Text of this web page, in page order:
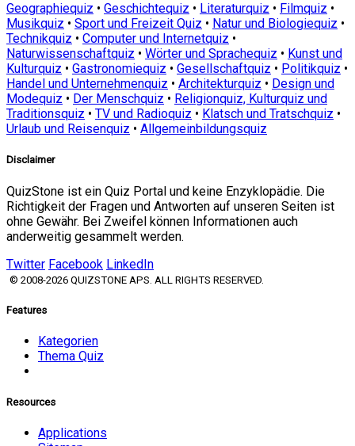
Geographiequiz • Geschichtequiz • Literaturquiz • Filmquiz •
Musikquiz • Sport und Freizeit Quiz • Natur und Biologiequiz •
Technikquiz • Computer und Internetquiz •
Naturwissenschaftquiz • Wörter und Sprachequiz • Kunst und
Kulturquiz • Gastronomiequiz • Gesellschaftquiz • Politikquiz •
Handel und Unternehmenquiz • Architekturquiz • Design und
Modequiz • Der Menschquiz • Religionquiz, Kulturquiz und
Traditionsquiz • TV und Radioquiz • Klatsch und Tratschquiz •
Urlaub und Reisenquiz • Allgemeinbildungsquiz
Disclaimer
QuizStone ist ein Quiz Portal und keine Enzyklopädie. Die
Richtigkeit der Fragen und Antworten auf unseren Seiten ist
ohne Gewähr. Bei Zweifel können Informationen auch
anderweitig gesammelt werden.
Twitter Facebook LinkedIn
© 2008-2026 QUIZSTONE APS. ALL RIGHTS RESERVED.
Features
Kategorien
Thema Quiz
Resources
Applications